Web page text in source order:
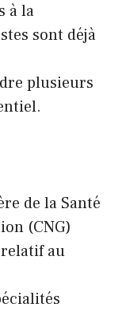
à la
sont déjà
plusieurs
de la Santé
(CNG)
au